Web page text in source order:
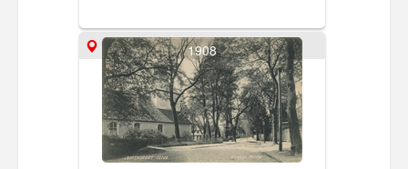
1908